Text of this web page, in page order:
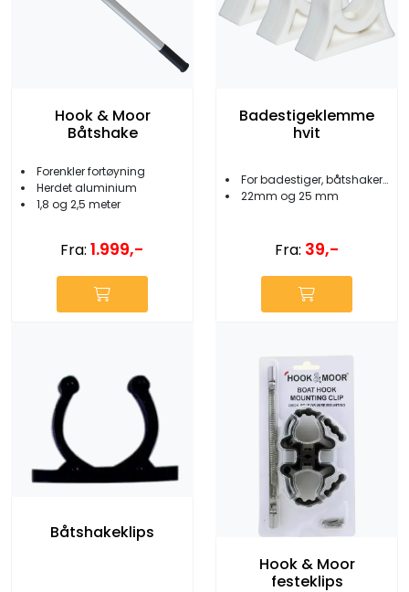
Hook & Moor
Båtshake
Forenkler fortøyning
Herdet aluminium
1,8 og 2,5 meter
Fra: 1.999,-
Badestigeklemme
hvit
For badestiger, båtshaker etc.
22mm og 25 mm
Fra: 39,-
Båtshakeklips
Hook & Moor
festeklips